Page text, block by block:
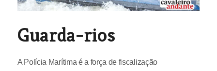
Guarda-rios
A Polícia Marítima é a força de fiscalização